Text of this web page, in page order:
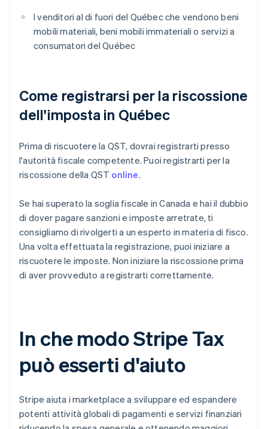
I venditori al di fuori del Québec che vendono beni
mobili materiali, beni mobili immateriali o servizi a
consumatori del Québec
Come registrarsi per la riscossione
dell'imposta in Québec
Prima di riscuotere la QST, dovrai registrarti presso
l'autorità fiscale competente. Puoi registrarti per la
riscossione della QST online.
Se hai superato la soglia fiscale in Canada e hai il dubbio
di dover pagare sanzioni e imposte arretrate, ti
consigliamo di rivolgerti a un esperto in materia di fisco.
Una volta effettuata la registrazione, puoi iniziare a
riscuotere le imposte. Non iniziare la riscossione prima
di aver provveduto a registrarti correttamente.
In che modo Stripe Tax
può esserti d'aiuto
Stripe aiuta i marketplace a sviluppare ed espandere
potenti attività globali di pagamenti e servizi finanziari